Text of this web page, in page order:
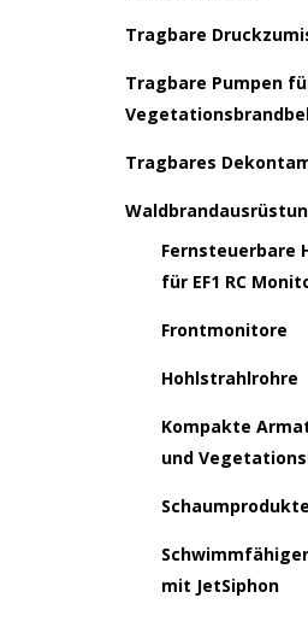
Tragbare
Tragbare Pumpen
Tragbares
Fernsteuerbare
für EF1 RC
Frontmonitore
Hohlstrahlrohre
Kompakte
und
Schaumprodukte
mit JetSiphon